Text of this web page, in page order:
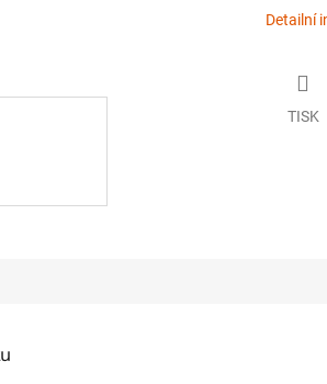
Detailní
TISK